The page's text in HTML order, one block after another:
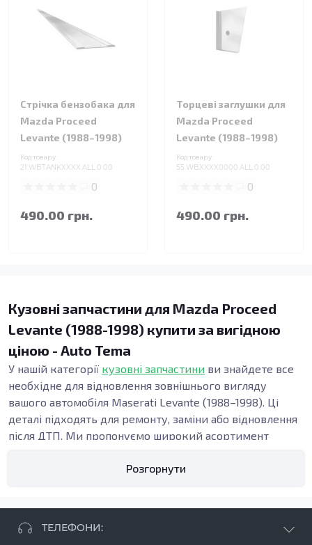
Стрічка бензобака для
Mazda Proceed
Levante (1988–1998)
Код товару:
21.WBTANKXXXX.ALL.0.00
0
490.00 грн.
Торцеві заглушки для
Mazda Proceed
Levante (1988–1998)
Код товару:
55.WBXXXX0000.ALL.0.00
0
490.00 грн.
Кузовні запчастини для Mazda Proceed
Levante (1988-1998) купити за вигідною
ціною - Auto Tema
У нашій категорії кузовні запчастини ви знайдете все
необхідне для відновлення зовнішнього вигляду
вашого автомобіля Maserati Levante (1988–1998). Ці
деталі підходять для ремонту, заміни або відновлення
після ДТП. Ми пропонуємо широкий асортимент
бампери, підсилювачі та інші кузовні елементи, які
Види кузовних запчастин
Розгорнути
ТЕЛЕФОНИ: